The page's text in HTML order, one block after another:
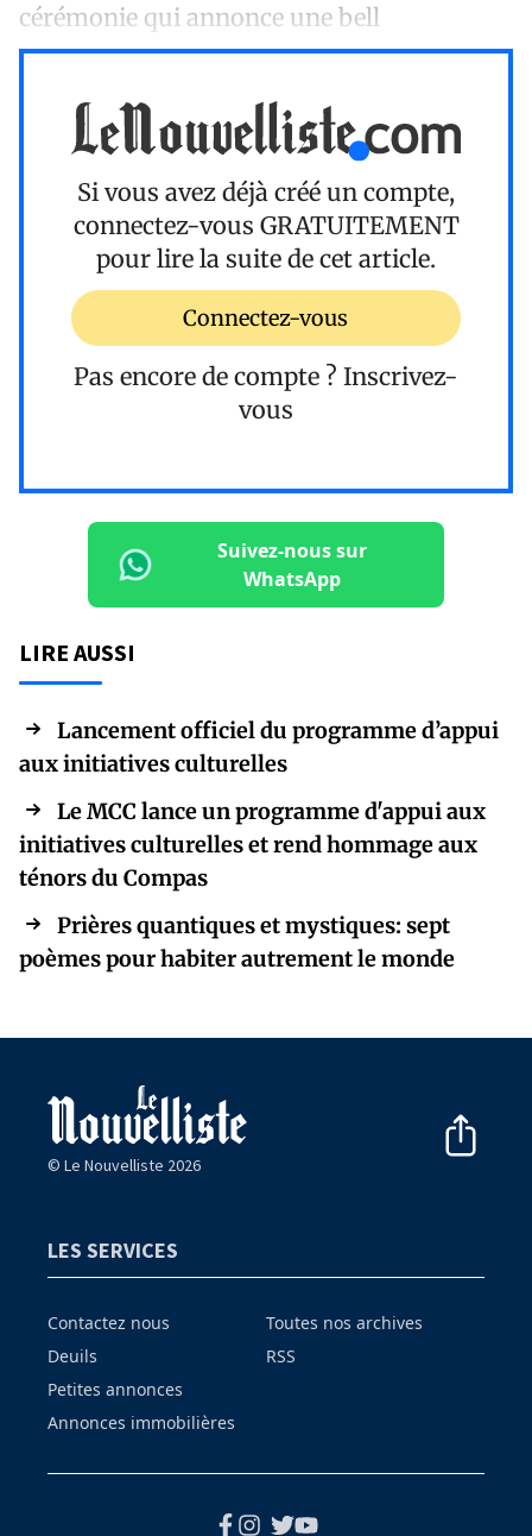
cérémonie qui annonce une bell
Si vous avez déjà créé un compte,
connectez-vous GRATUITEMENT
pour lire la suite de cet article.
Connectez-vous
Pas encore de compte ? Inscrivez-
vous
Suivez-nous sur
WhatsApp
LIRE AUSSI
Lancement officiel du programme d’appui
aux initiatives culturelles
Le MCC lance un programme d'appui aux
initiatives culturelles et rend hommage aux
ténors du Compas
Prières quantiques et mystiques: sept
poèmes pour habiter autrement le monde
© Le Nouvelliste 2026
LES SERVICES
Contactez nous
Deuils
Petites annonces
Annonces immobilières
Toutes nos archives
RSS